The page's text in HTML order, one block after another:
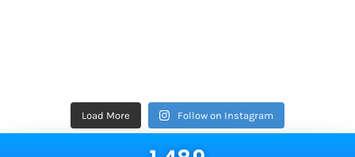
Load More Follow on Instagram